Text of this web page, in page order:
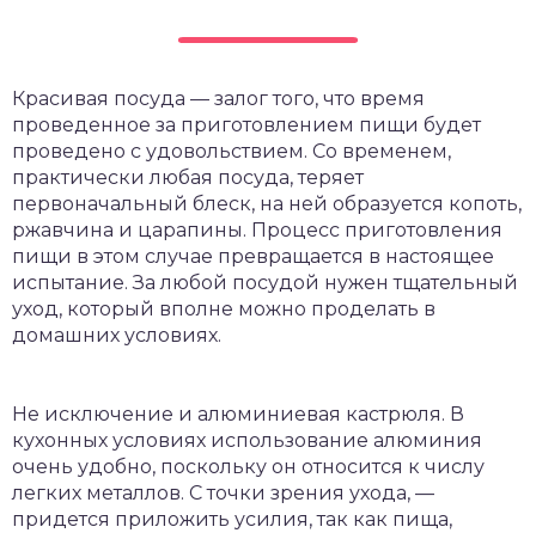
Красивая посуда — залог того, что время
проведенное за приготовлением пищи будет
проведено с удовольствием. Со временем,
практически любая посуда, теряет
первоначальный блеск, на ней образуется копоть,
ржавчина и царапины. Процесс приготовления
пищи в этом случае превращается в настоящее
испытание. За любой посудой нужен тщательный
уход, который вполне можно проделать в
домашних условиях.
Не исключение и алюминиевая кастрюля. В
кухонных условиях использование алюминия
очень удобно, поскольку он относится к числу
легких металлов. С точки зрения ухода, —
придется приложить усилия, так как пища,